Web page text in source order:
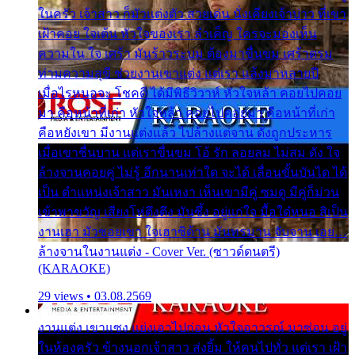
ในครัว เจ้าสาว ก็มัวแต่งตัว สวยเด่น นั่งเคียงเจ้าบ่าว ที่เขา
เฝ้าคอย ใจเต้น หัวใจของเรา ลำเค็ญ ใครจะมองเห็น
ความใน ใจ เศร้า มันร้าวระบม ต้องมาขื่นขม เศร้าตรม
ท่ามความสุขี ช่วยงานเขาแต่ง แต่เรา แล้งมาหลายปี
เมื่อไรหนอจะ โชคดี ได้มีพิธีวิวาห์ หัวใจหล้า คอยไปคอย
มา คือหน้าที่เก่า หัวใจหล้า คอยไปคอยมา คือหน้าที่เก่า
คือหยังเขา มีงานแต่งแล้ว ไปล้างแต่จาน ดั่งถูกประหาร
เมื่อเขาชื่นบาน แต่เราขื่นขม โอ้ รัก ลอยลม ไม่สม ดัง ใจ
ล้างจานคอยคู่ ไม่รู้ อีกนานเท่าใด จะได้ เลื่อนขั้นบันได ได้
เป็น ตำแหน่งเจ้าสาว มันเหงา เห็นเขามีคู่ ซมดู มีคู่ก็ม่วน
เข้าพาขวัญ เสียงโห่ตึงตึง มันซึ้ง อยู่แก่ใจ มื้อใด๋หนอ สิเป็น
งานเฮา มัวซอยเขา ใจเฮาซิด้าน มันทรมาน จับจาน เอย…
ล้างจานในงานแต่ง - Cover Ver. (ซาวด์ดนตรี)
(KARAOKE)
29 views • 03.08.2569
งานแต่ง เขาแซง แย่งเอาไปก่อน หัวใจอาวรณ์ มาซ่อน อยู่
ในห้องครัว ข้างนอกเจ้าสาว ส่งยิ้ม ให้คนไปทั่ว แต่เรา เฝ้า